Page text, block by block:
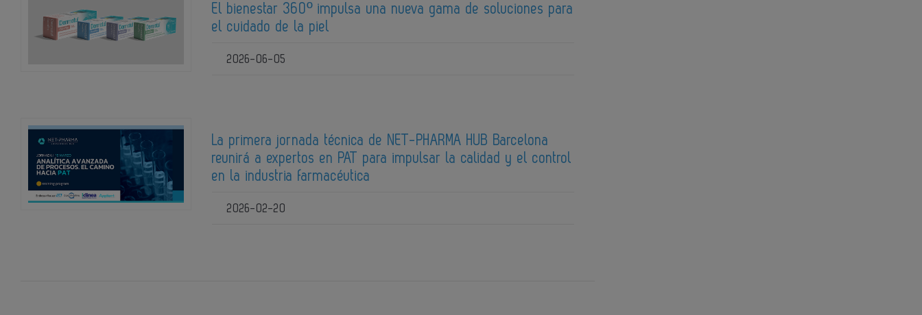
El bienestar 360º impulsa una nueva gama de soluciones para
el cuidado de la piel
2026-06-05
La primera jornada técnica de NET-PHARMA HUB Barcelona
reunirá a expertos en PAT para impulsar la calidad y el control
en la industria farmacéutica
2026-02-20